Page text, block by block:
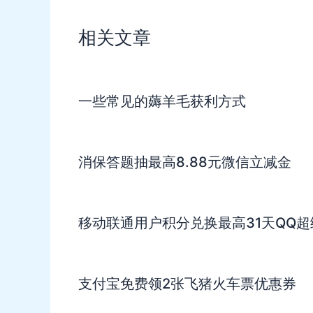
相关文章
一些常见的薅羊毛获利方式
消保答题抽最高8.88元微信立减金
移动联通用户积分兑换最高31天QQ
支付宝免费领2张飞猪火车票优惠券